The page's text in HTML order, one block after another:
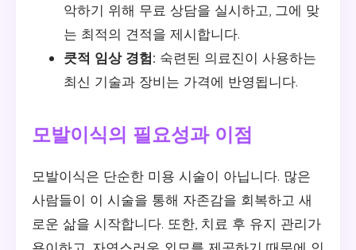
악하기 위해 무료 상담을 실시하고, 그에 맞
는 최적의 견적을 제시합니다.
큿적 임상 경험: 숙련된 의료진이 사용하는
최신 기술과 장비는 가격에 반영됩니다.
모발이식의 필요성과 이점
모발이식은 단순한 미용 시술이 아닙니다. 많은
사람들이 이 시술을 통해 자존감을 회복하고 새
로운 삶을 시작합니다. 또한, 치료 후 유지 관리가